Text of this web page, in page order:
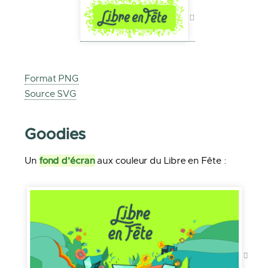
Format PNG
Source SVG
Goodies
Un fond d’écranaux couleur du Libre en Fête :